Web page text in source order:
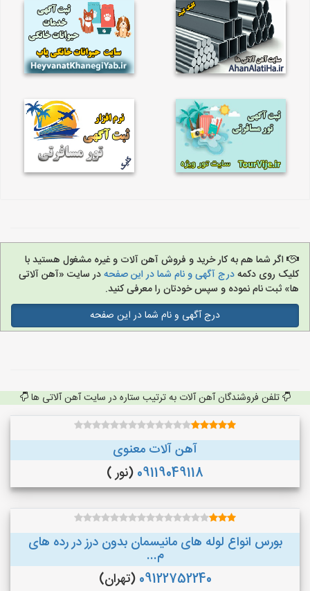
اگر شما هم به کار خرید و فروش آهن آلات و غیره مشغول هستید با
کلیک روی دکمهدرج آگهی و نام شما در این صفحهدر سایت «آهن آلاتی
ها» ثبت نام نموده و سپس خودتان را معرفی کنید.
درج آگهی و نام شما در این صفحه
تلفن فروشندگان آهن آلات به ترتیب ستاره در سایت آهن آلاتی ها
آهن آلات معنوی
09119049118 (نور )
بورس انواع لوله های مانیسمان بدون درز در رده های
م...
09122752240 (تهران)